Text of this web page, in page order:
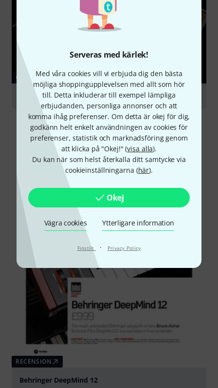
Serveras med kärlek!
Med våra cookies vill vi erbjuda dig den bästa
möjliga shoppingupplevelsen med allt som hör
till. Detta inkluderar till exempel lämpliga
erbjudanden, personliga annonser och att
komma ihåg preferenser. Om detta är okej för dig,
godkänn helt enkelt användningen av cookies för
preferenser, statistik och marknadsföring genom
att klicka på "Okej!" (visa alla).
Du kan när som helst återkalla ditt samtycke via
cookieinställningarna (här).
Okej
Vägra cookies Ytterligare information
Finstilt · Privacy Policy
GUIDE
Synthesizers
RECENSION
Behringer DeepMind 12